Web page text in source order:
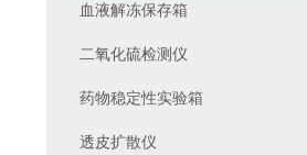
血液解冻保存箱
二氧化硫检测仪
药物稳定性实验箱
透皮扩散仪